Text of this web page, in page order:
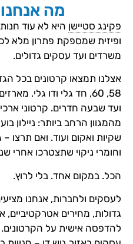
מה
פקינג סטיישן היא לא עוד חנות
ופיזית שמספקת פתרון מלא
משרדים ועד עסקים גדולים.
58, 60, חד גלי ודו גלי.
ועד שבעה חדרים. קרטוני
מהמגוון הרחב ביותר: ניילון
שקיות ואקום ועוד. ואם תרצו
וחומרי ניקוי שתצטרכו אחרי
הכל. במקום אחד. בלי לרוץ.
לעסקים ולחברות, אנחנו
גדולות, מחירים